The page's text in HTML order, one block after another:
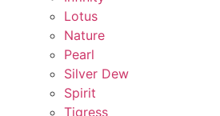
Lotus
Nature
Pearl
Silver Dew
Spirit
Tigress